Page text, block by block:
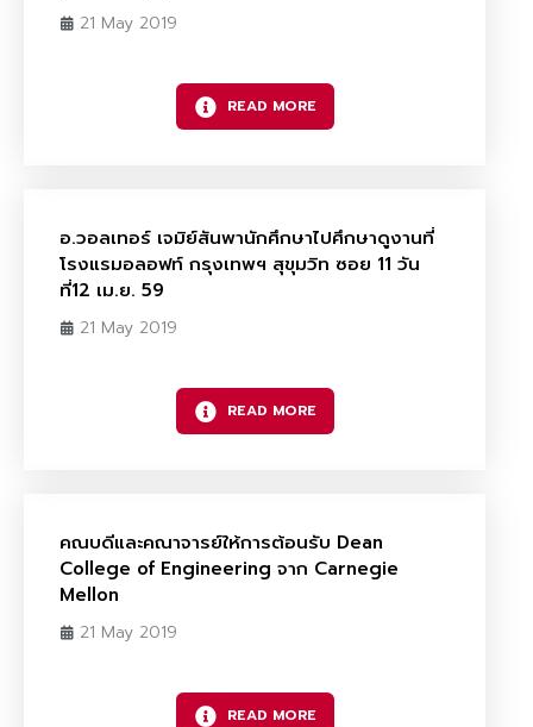
21 May 2019
READ MORE
อ.วอลเทอร์ เจมิย์สันพานักศึกษาไปศึกษาดูงานที่
โรงแรมอลอฟท์ กรุงเทพฯ สุขุมวิท ซอย 11 วัน
ที่12 เม.ย. 59
21 May 2019
READ MORE
คณบดีและคณาจารย์ให้การต้อนรับ Dean
College of Engineering จาก Carnegie
Mellon
21 May 2019
READ MORE